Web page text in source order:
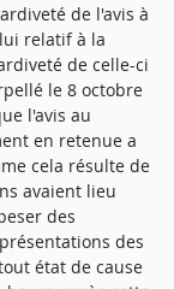
de l'avis à
relatif à la
de celle-ci
le 8 octobre
l'avis au
en retenue a
cela résulte de
avaient lieu
des
des
état de cause